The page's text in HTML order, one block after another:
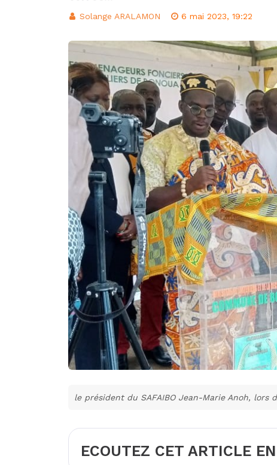
Classement FIFA:
Solange ARALAMON 6 mai 2023, 19:22
le président du SAFAIBO Jean-Marie Anoh, lors
ECOUTEZ CET ARTICLE